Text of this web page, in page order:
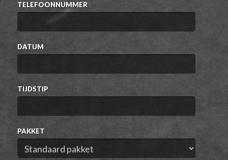
TELEFOONNUMMER
DATUM
TIJDSTIP
PAKKET